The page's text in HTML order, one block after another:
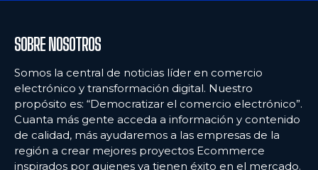
SOBRE NOSOTROS
Somos la central de noticias líder en comercio
electrónico y transformación digital. Nuestro
propósito es: “Democratizar el comercio electrónico”.
Cuanta más gente acceda a información y contenido
de calidad, más ayudaremos a las empresas de la
región a crear mejores proyectos Ecommerce
inspirados por quienes ya tienen éxito en el mercado.